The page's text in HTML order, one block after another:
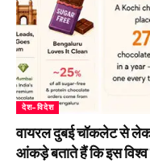
देश-विदेश
वायरल दुबई चॉकलेट से
आंकड़े बताते हैं कि इस विश्व